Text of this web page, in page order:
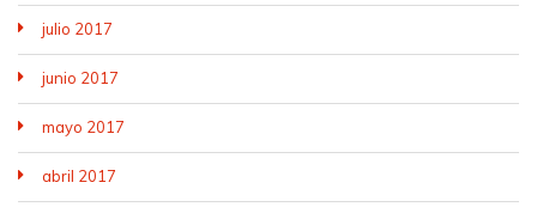
julio 2017
junio 2017
mayo 2017
abril 2017